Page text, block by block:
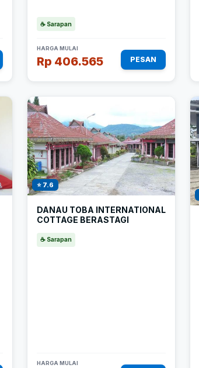
☕ Sarapan
HARGA MULAI
Rp 406.565 PESAN
⭐ 7.6
DANAU TOBA INTERNATIONAL
COTTAGE BERASTAGI
☕ Sarapan
HARGA MULAI